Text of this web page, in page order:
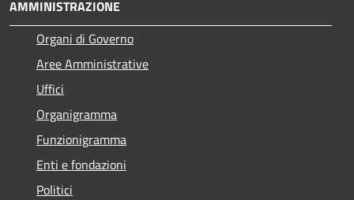
AMMINISTRAZIONE
Organi di Governo
Aree Amministrative
Uffici
Organigramma
Funzionigramma
Enti e fondazioni
Politici